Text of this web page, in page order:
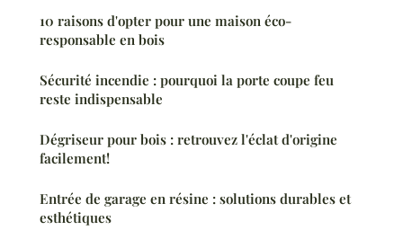
10 raisons d'opter pour une maison éco-
responsable en bois
Sécurité incendie : pourquoi la porte coupe feu
reste indispensable
Dégriseur pour bois : retrouvez l'éclat d'origine
facilement!
Entrée de garage en résine : solutions durables et
esthétiques